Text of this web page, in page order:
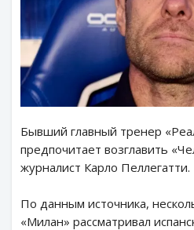
Бывший главный тренер
предпочитает возглавить
журналист Карло Пеллегатти.
По данным источника,
«Милан» рассматривал